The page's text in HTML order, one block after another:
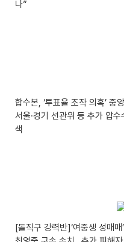
나”
합수본, ‘투표율 조작 의혹’ 중앙
서울·경기 선관위 등 추가 압수
색
[돌직구 강력반]‘여중생 성매매’